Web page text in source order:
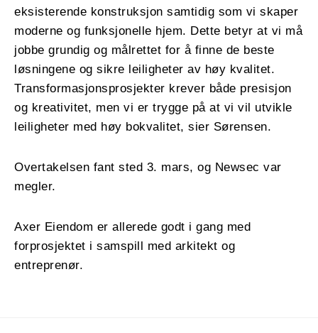
eksisterende konstruksjon samtidig som vi skaper
moderne og funksjonelle hjem. Dette betyr at vi må
jobbe grundig og målrettet for å finne de beste
løsningene og sikre leiligheter av høy kvalitet.
Transformasjonsprosjekter krever både presisjon
og kreativitet, men vi er trygge på at vi vil utvikle
leiligheter med høy bokvalitet, sier Sørensen.
Overtakelsen fant sted 3. mars, og Newsec var
megler.
Axer Eiendom er allerede godt i gang med
forprosjektet i samspill med arkitekt og
entreprenør.